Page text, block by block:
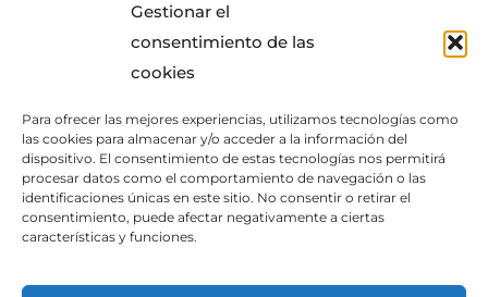
Gestionar el
consentimiento de las
cookies
Para ofrecer las mejores experiencias, utilizamos tecnologías como
las cookies para almacenar y/o acceder a la información del
dispositivo. El consentimiento de estas tecnologías nos permitirá
procesar datos como el comportamiento de navegación o las
identificaciones únicas en este sitio. No consentir o retirar el
consentimiento, puede afectar negativamente a ciertas
características y funciones.